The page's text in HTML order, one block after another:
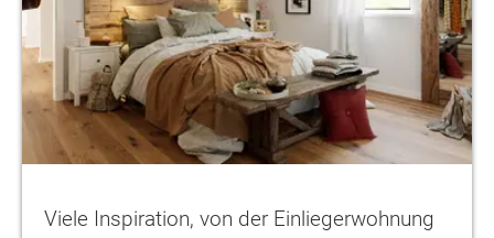
Viele Inspiration, von der Einliegerwohnung